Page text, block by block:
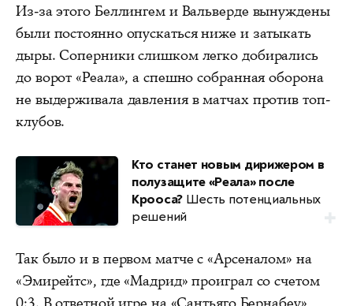
Из-за этого Беллингем и Вальверде вынуждены
были постоянно опускаться ниже и затыкать
дыры. Соперники слишком легко добирались
до ворот «Реала», а спешно собранная оборона
не выдерживала давления в матчах против топ-
клубов.
Кто станет новым дирижером в
полузащите «Реала» после
Крооса?Шесть потенциальных
решений
Так было и в первом матче с «Арсеналом» на
«Эмирейтс», где «Мадрид» проиграл со счетом